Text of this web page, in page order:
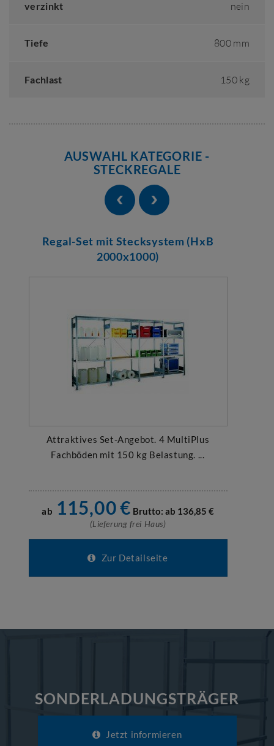
verzinkt nein
Tiefe 800 mm
Fachlast 150 kg
AUSWAHL KATEGORIE -
STECKREGALE
Regal-Set mit Stecksystem (HxB
2000x1000)
Attraktives Set-Angebot. 4 MultiPlus
Fachböden mit 150 kg Belastung. ...
ab 115,00€ Brutto: ab 136,85 €
(Lieferung frei Haus)
Zur Detailseite
SONDERLADUNGSTRÄGER
Jetzt informieren